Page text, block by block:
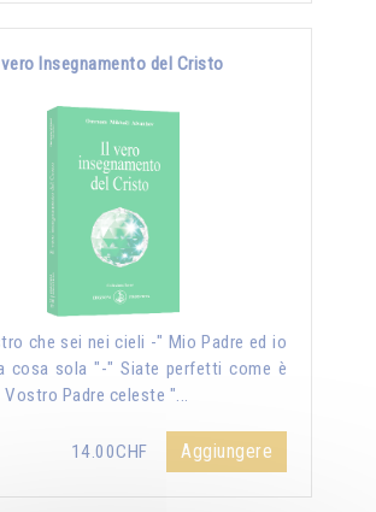
Insegnamento del Cristo
che sei nei cieli -" Mio Padre ed io
cosa sola "-" Siate perfetti come è
Padre celeste "...
14.00CHF Aggiungere